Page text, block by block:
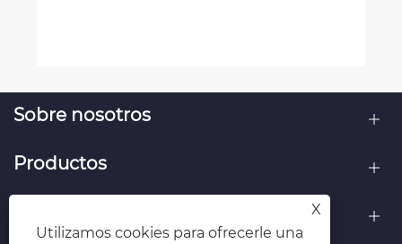
Sobre nosotros
Productos
X
Utilizamos cookies para ofrecerle una